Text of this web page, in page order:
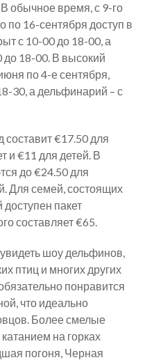
В обычное время, с 9-го
по 16-сентября доступ в
с 10-00 до 18-00, а
до 18-00. В высокий
по 4-е сентября,
30, а дельфинарий – с
составит €17.50 для
и €11 для детей. В
до €24.50 для
Для семей, состоящих
доступен пакет
составляет €65.
шоу дельфинов,
птиц и многих других
понравится
что идеально
Более смелые
на горках
погоня, Черная